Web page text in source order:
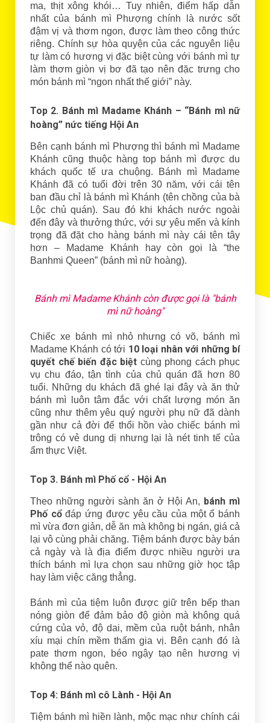
ma, thịt xông khói… Tuy nhiên, điểm hấp dẫn
nhất của bánh mì Phượng chính là nước sốt
đậm vị và thơm ngon, được làm theo công thức
riêng. Chính sự hòa quyện của các nguyên liệu
tự làm có hương vị đặc biệt cùng với bánh mì tự
làm thơm giòn vị bơ đã tạo nên đặc trưng cho
món bánh mì “ngon nhất thế giới” này.
Top 2. Bánh mì Madame Khánh – “Bánh mì nữ
hoàng” nức tiếng Hội An
Bên cạnh bánh mì Phượng thì bánh mì Madame
Khánh cũng thuộc hàng top bánh mì được du
khách quốc tế ưa chuộng. Bánh mì Madame
Khánh đã có tuổi đời trên 30 năm, với cái tên
ban đầu chỉ là bánh mì Khánh (tên chồng của bà
Lộc chủ quán). Sau đó khi khách nước ngoài
đến đây và thưởng thức, với sự yêu mến và kính
trọng đã đặt cho hàng bánh mì này cái tên tây
hơn – Madame Khánh hay còn gọi là “the
Banhmi Queen” (bánh mì nữ hoàng).
Bánh mì Madame Khánh còn được gọi là "bánh
mì nữ hoàng"
Chiếc xe bánh mì nhỏ nhưng có võ, bánh mì
Madame Khánh có tới 10 loại nhân với những bí
quyết chế biến đặc biệt cùng phong cách phục
vụ chu đáo, tận tình của chủ quán đã hơn 80
tuổi. Những du khách đã ghé lại đây và ăn thử
bánh mì luôn tâm đắc với chất lượng món ăn
cũng như thêm yêu quý người phụ nữ đã dành
gần như cả đời để thổi hồn vào chiếc bánh mì
trông có vẻ dung dị nhưng lại là nét tinh tế của
ẩm thực Việt.
Top 3. Bánh mì Phố cổ - Hội An
Theo những người sành ăn ở Hội An, bánh mì
Phố cổđáp ứng được yêu cầu của một ổ bánh
mì vừa đơn giản, dễ ăn mà không bị ngán, giá cả
lại vô cùng phải chăng. Tiệm bánh được bày bán
cả ngày và là địa điểm được nhiều người ưa
thích bánh mì lựa chọn sau những giờ học tập
hay làm việc căng thẳng.
Bánh mì của tiệm luôn được giữ trên bếp than
nóng giòn để đảm bảo độ giòn mà không quá
cứng của vỏ, độ dai, mềm của ruột bánh, nhân
xíu mại chín mềm thấm gia vị. Bên cạnh đó là
pate thơm ngon, béo ngậy tạo nên hương vị
không thể nào quên.
Top 4: Bánh mì cô Lành - Hội An
Tiệm bánh mì hiền lành, mộc mạc như chính cái